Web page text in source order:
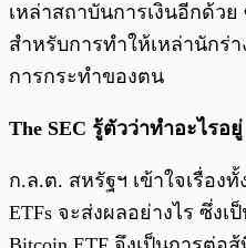
เหล่าสถาบันการเงินอีกด้ว
สำหรับการทำให้เหล่านักร่
การกระทำของตน
The SEC รู้ตัวว่าทำอะไรอยู่
ก.ล.ต. สหรัฐฯ เข้าใจเรื่อง
ETFs จะส่งผลอย่างไร ซึ่ง